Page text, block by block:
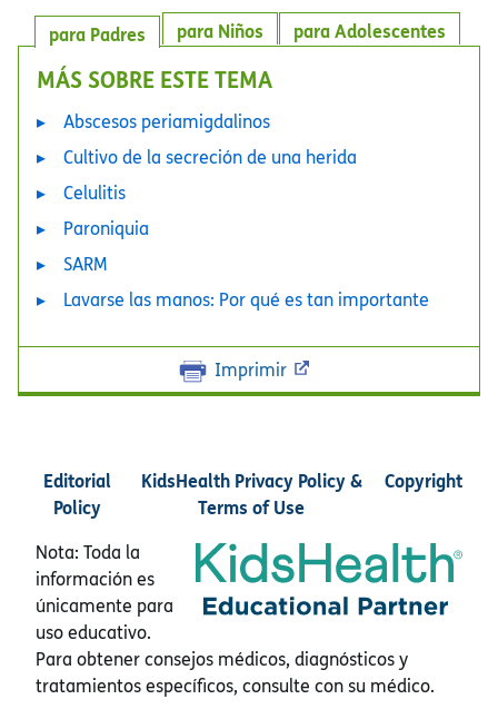
para Adolescentes
para Niños
para Padres
MÁS SOBRE ESTE TEMA
Abscesos periamigdalinos
Cultivo de la secreción de una herida
Celulitis
Paroniquia
SARM
Lavarse las manos: Por qué es tan importante
Imprimir
Editorial
Policy
KidsHealth Privacy Policy &
Terms of Use
Copyright
Nota: Toda la
información es
únicamente para
uso educativo.
Para obtener consejos médicos, diagnósticos y
tratamientos específicos, consulte con su médico.